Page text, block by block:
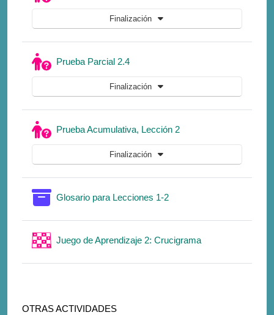
Finalización
Prueba Parcial 2.4Cuestionario
Finalización
Prueba Acumulativa, Lección 2Cuestionario
Finalización
Glosario para Lecciones 1-2
Juego de Aprendizaje 2: Crucigrama
OTRAS ACTIVIDADES